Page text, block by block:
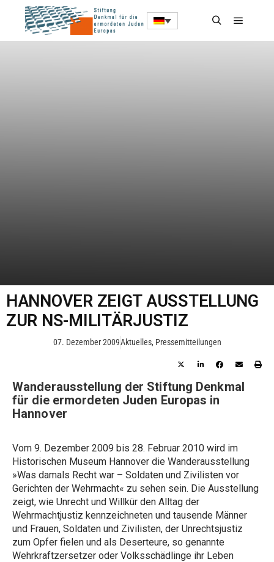
HANNOVER ZEIGT AUSSTELLUNG
ZUR NS-MILITÄRJUSTIZ
07. Dezember 2009Aktuelles, Pressemitteilungen
Wanderausstellung der Stiftung Denkmal
für die ermordeten Juden Europas in
Hannover
Vom 9. Dezember 2009 bis 28. Februar 2010 wird im
Historischen Museum Hannover die Wanderausstellung
»Was damals Recht war – Soldaten und Zivilisten vor
Gerichten der Wehrmacht« zu sehen sein. Die Ausstellung
zeigt, wie Unrecht und Willkür den Alltag der
Wehrmachtjustiz kennzeichneten und tausende Männer
und Frauen, Soldaten und Zivilisten, der Unrechtsjustiz
zum Opfer fielen und als Deserteure, so genannte
Wehrkraftzersetzer oder Volksschädlinge ihr Leben